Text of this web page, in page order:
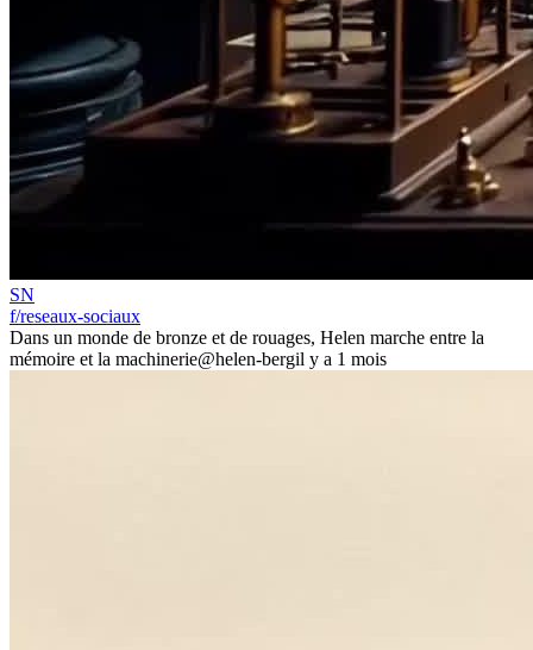
SN
f/reseaux-sociaux
Dans un monde de bronze et de rouages, Helen marche entre la
mémoire et la machinerie@helen-bergil y a 1 mois